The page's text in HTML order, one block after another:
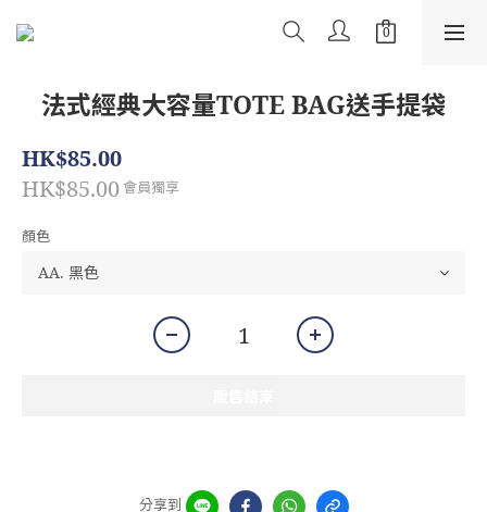
法式經典大容量TOTE BAG送手提袋
HK$85.00
HK$85.00 會員獨享
顏色
分享到